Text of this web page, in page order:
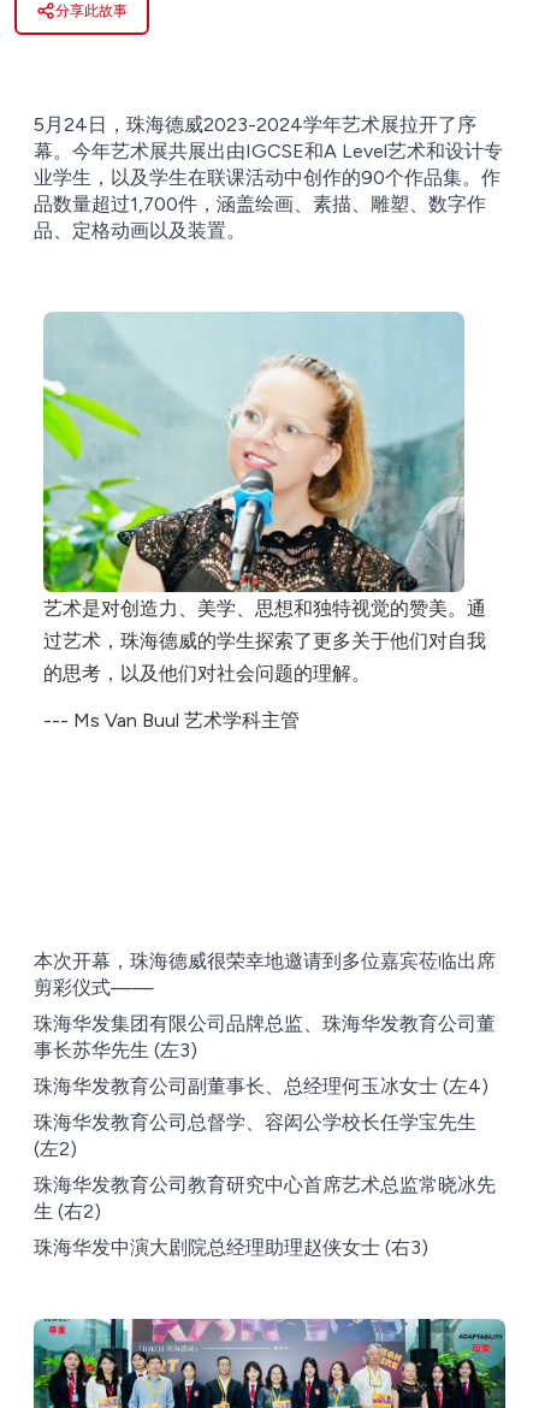
分享此故事
5月24日，珠海德威2023-2024学年艺术展拉开了序
幕。今年艺术展共展出由IGCSE和A Level艺术和设计专
业学生，以及学生在联课活动中创作的90个作品集。作
品数量超过1,700件，涵盖绘画、素描、雕塑、数字作
品、定格动画以及装置。
艺术是对创造力、美学、思想和独特视觉的赞美。通
过艺术，珠海德威的学生探索了更多关于他们对自我
的思考，以及他们对社会问题的理解。
--- Ms Van Buul 艺术学科主管
本次开幕，珠海德威很荣幸地邀请到多位嘉宾莅临出席
剪彩仪式——
珠海华发集团有限公司品牌总监、珠海华发教育公司董
事长苏华先生 (左3)
珠海华发教育公司副董事长、总经理何玉冰女士 (左4)
珠海华发教育公司总督学、容闳公学校长任学宝先生
(左2)
珠海华发教育公司教育研究中心首席艺术总监常晓冰先
生 (右2)
珠海华发中演大剧院总经理助理赵侠女士 (右3)